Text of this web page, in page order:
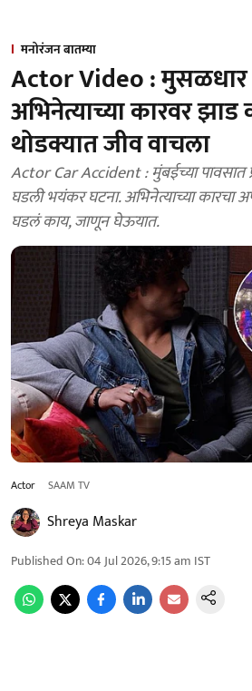
मनोरंजन बातम्या
Actor Video : मुसळधार
अभिनेत्याच्या कारवर
थोडक्यात जीव वाचला
Actor Car Accident : मुंबईच्या पावसात
घडली भयंकर घटना. अभिनेत्याच्या
घडलं काय, जाणून घेऊयात.
Actor SAAM TV
Shreya Maskar
Published On:04 Jul 2026, 9:15 am IST